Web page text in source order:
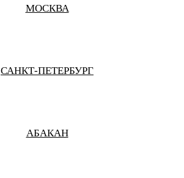
МОСКВА
САНКТ-ПЕТЕРБУРГ
АБАКАН